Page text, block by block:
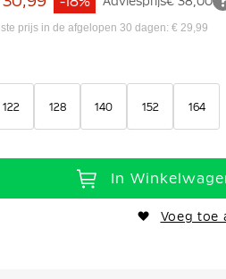
prijs in de afgelopen 30 dagen: € 29,99
122 128 140 152 164
In
Voeg toe